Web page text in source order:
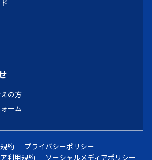
の方
ーム
約
プライバシーポリシー
利用規約
ソーシャルメディアポリシー